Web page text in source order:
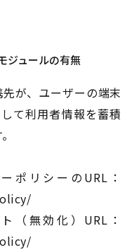
ジュールの有無
が、ユーザーの端末
て利用者情報を蓄積
ポリシーのURL：
（無効化）URL：